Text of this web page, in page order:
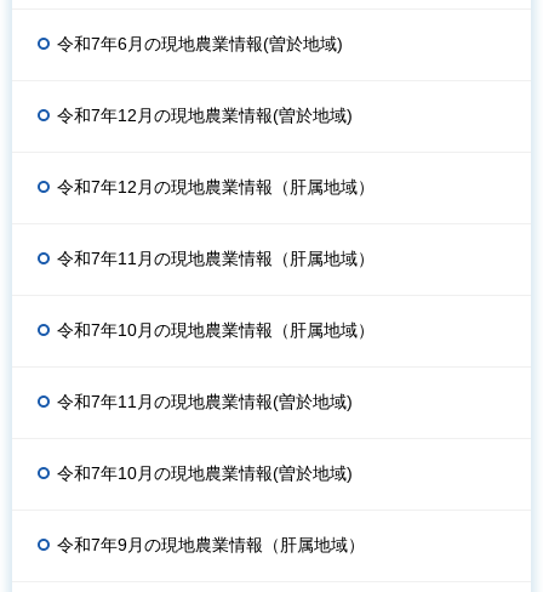
令和7年6月の現地農業情報(曽於地域)
令和7年12月の現地農業情報(曽於地域)
令和7年12月の現地農業情報（肝属地域）
令和7年11月の現地農業情報（肝属地域）
令和7年10月の現地農業情報（肝属地域）
令和7年11月の現地農業情報(曽於地域)
令和7年10月の現地農業情報(曽於地域)
令和7年9月の現地農業情報（肝属地域）